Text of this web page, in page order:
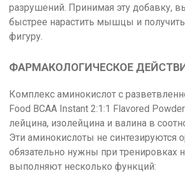
разрушений. Принимая эту добавку,
быстрее нарастить мышцы и
фигуру.
ФАРМАКОЛОГИЧЕСКОЕ
Комплекс аминокислот с
Food BCAA Instant 2:1:1 Flavored
лейцина, изолейцина и валина в
Эти аминокислоты не синтезируются
обязательно нужны при тренировках
выполняют несколько функций: